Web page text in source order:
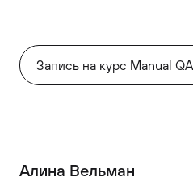
Запись на курс Manual QA
Алина Вельман